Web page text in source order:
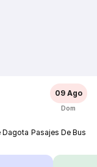
09 Ago
Dom
Pasajes De Bus